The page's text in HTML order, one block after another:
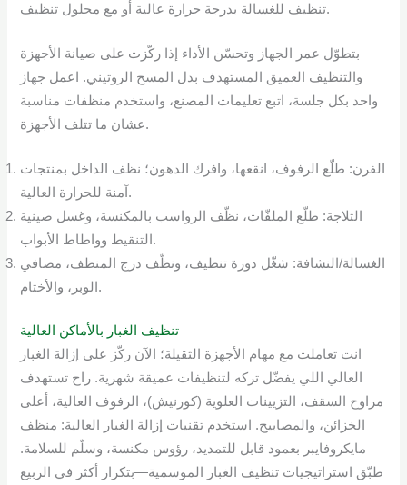
تنظيف للغسالة بدرجة حرارة عالية أو مع محلول تنظيف.
بتطوّل عمر الجهاز وتحسّن الأداء إذا ركّزت على صيانة الأجهزة
والتنظيف العميق المستهدف بدل المسح الروتيني. اعمل جهاز
واحد بكل جلسة، اتبع تعليمات المصنع، واستخدم منظفات مناسبة
عشان ما تتلف الأجهزة.
الفرن: طلّع الرفوف، انقعها، وافرك الدهون؛ نظف الداخل بمنتجات
آمنة للحرارة العالية.
الثلاجة: طلّع الملفّات، نظّف الرواسب بالمكنسة، وغسل صينية
التنقيط وواطاط الأبواب.
الغسالة/النشافة: شغّل دورة تنظيف، ونظّف درج المنظف، مصافي
الوبر، والأختام.
تنظيف الغبار بالأماكن العالية
انت تعاملت مع مهام الأجهزة الثقيلة؛ الآن ركّز على إزالة الغبار
العالي اللي يفضّل تركه لتنظيفات عميقة شهرية. راح تستهدف
مراوح السقف، التزيينات العلوية (كورنيش)، الرفوف العالية، أعلى
الخزائن، والمصابيح. استخدم تقنيات إزالة الغبار العالية: منظف
مايكروفايبر بعمود قابل للتمديد، رؤوس مكنسة، وسلّم للسلامة.
طبّق استراتيجيات تنظيف الغبار الموسمية—بتكرار أكثر في الربيع